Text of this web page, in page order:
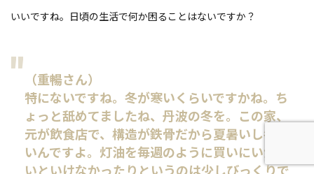
いいですね。日頃の生活で何か困ることはないですか？
（重暢さん）
特にないですね。冬が寒いくらいですかね。ち
ょっと舐めてましたね、丹波の冬を。この家、
元が飲食店で、構造が鉄骨だから夏暑いし冬寒
いんですよ。灯油を毎週のように買いにいかな
いといけなかったりというのは少しびっくりで